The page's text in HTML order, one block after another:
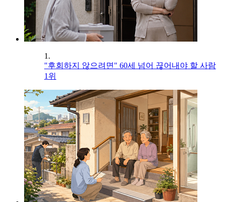
1.
"후회하지 않으려면" 60세 넘어 끊어내야 할 사람
1위